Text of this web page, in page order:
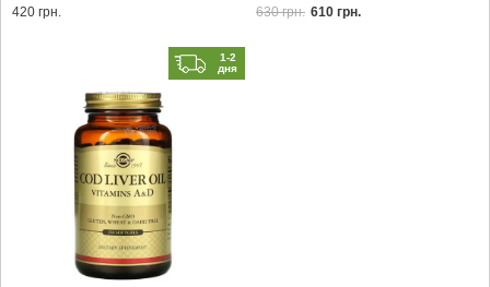
420 грн. 630 грн. 610 грн.
1-2
дня